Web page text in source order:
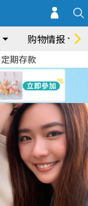
购物情报
定期存款